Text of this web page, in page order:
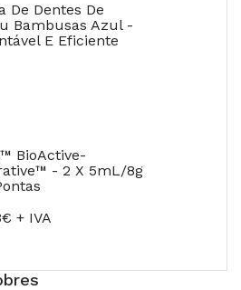
De Dentes De
Bambusas Azul -
E Eficiente
BioActive-
- 2 X 5mL/8g
+ IVA